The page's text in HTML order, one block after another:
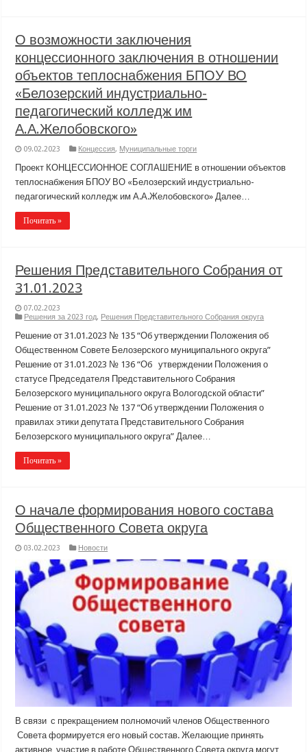
О возможности заключения
концессионного заключения в отношении
объектов теплоснабжения БПОУ ВО
«Белозерский индустриально-
педагогический колледж им
А.А.Желобовского»
09.02.2023 Концессия, Муниципальные торги
Проект КОНЦЕССИОННОЕ СОГЛАШЕНИЕ в отношении объектов
теплоснабжения БПОУ ВО «Белозерский индустриально-
педагогический колледж им А.А.Желобовского» Далее…
Почитать »
Решения Представительного Собрания от
31.01.2023
07.02.2023
Решения за 2023 год, Решения Представительного Собрания округа
Решение от 31.01.2023 № 135 “Об утверждении Положения об
Общественном Совете Белозерского муниципального округа”
Решение от 31.01.2023 № 136 “Об утверждении Положения о
статусе Председателя Представительного Собрания
Белозерского муниципального округа Вологодской области”
Решение от 31.01.2023 № 137 “Об утверждении Положения о
правилах этики депутата Представительного Собрания
Белозерского муниципального округа” Далее…
Почитать »
О начале формирования нового состава
Общественного Совета округа
03.02.2023 Новости
В связи с прекращением полномочий членов Общественного
Совета формируется его новый состав. Желающие принять
активное участие в работе Общественного Совета округа могут